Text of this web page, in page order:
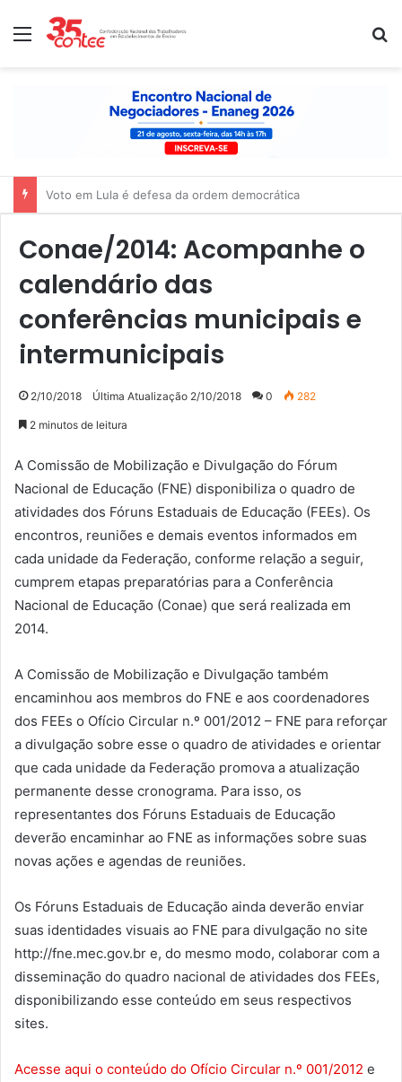
Menu
Nota de solidariedade ao povo venezuelano
Conae/2014: Acompanhe o
calendário das
conferências municipais e
intermunicipais
2/10/2018 Última Atualização 2/10/2018 0 282
2 minutos de leitura
A Comissão de Mobilização e Divulgação do Fórum
Nacional de Educação (FNE) disponibiliza o quadro de
atividades dos Fóruns Estaduais de Educação (FEEs). Os
encontros, reuniões e demais eventos informados em
cada unidade da Federação, conforme relação a seguir,
cumprem etapas preparatórias para a Conferência
Nacional de Educação (Conae) que será realizada em
2014.
A Comissão de Mobilização e Divulgação também
encaminhou aos membros do FNE e aos coordenadores
dos FEEs o Ofício Circular n.º 001/2012 – FNE para reforçar
a divulgação sobre esse o quadro de atividades e orientar
que cada unidade da Federação promova a atualização
permanente desse cronograma. Para isso, os
representantes dos Fóruns Estaduais de Educação
deverão encaminhar ao FNE as informações sobre suas
novas ações e agendas de reuniões.
Os Fóruns Estaduais de Educação ainda deverão enviar
suas identidades visuais ao FNE para divulgação no site
http://fne.mec.gov.br e, do mesmo modo, colaborar com a
disseminação do quadro nacional de atividades dos FEEs,
disponibilizando esse conteúdo em seus respectivos
sites.
Acesse aqui o conteúdo do Ofício Circular n.º 001/2012 e